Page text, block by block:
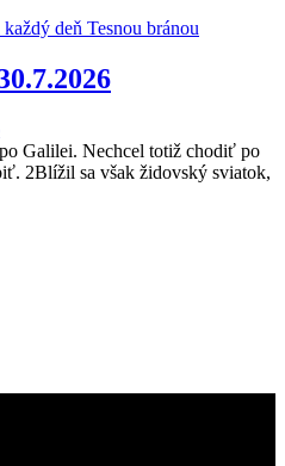
Galilei. Nechcel totiž chodiť po
2Blížil sa však židovský sviatok,